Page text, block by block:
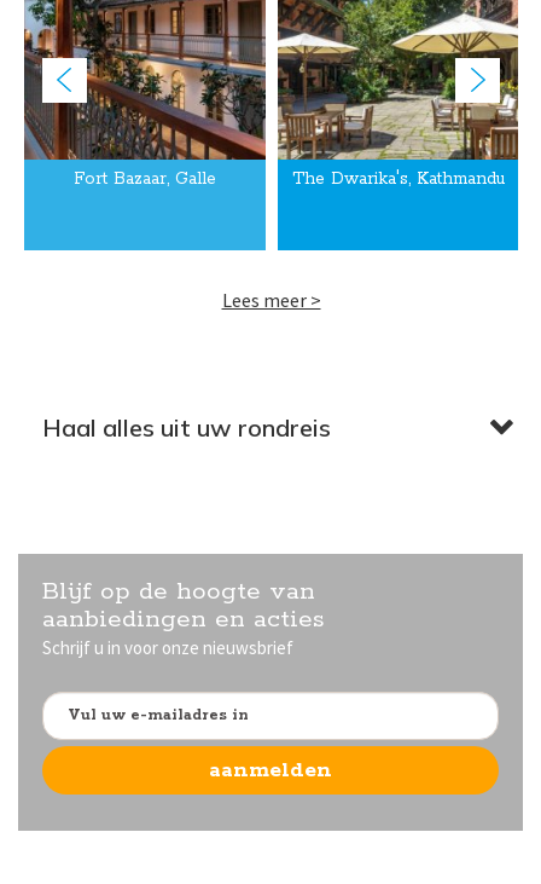
Fort Bazaar, Galle The Dwarika's, Kathmandu
Lees meer >
Haal alles uit uw rondreis
Blijf op de hoogte van
aanbiedingen en acties
Schrijf u in voor onze nieuwsbrief